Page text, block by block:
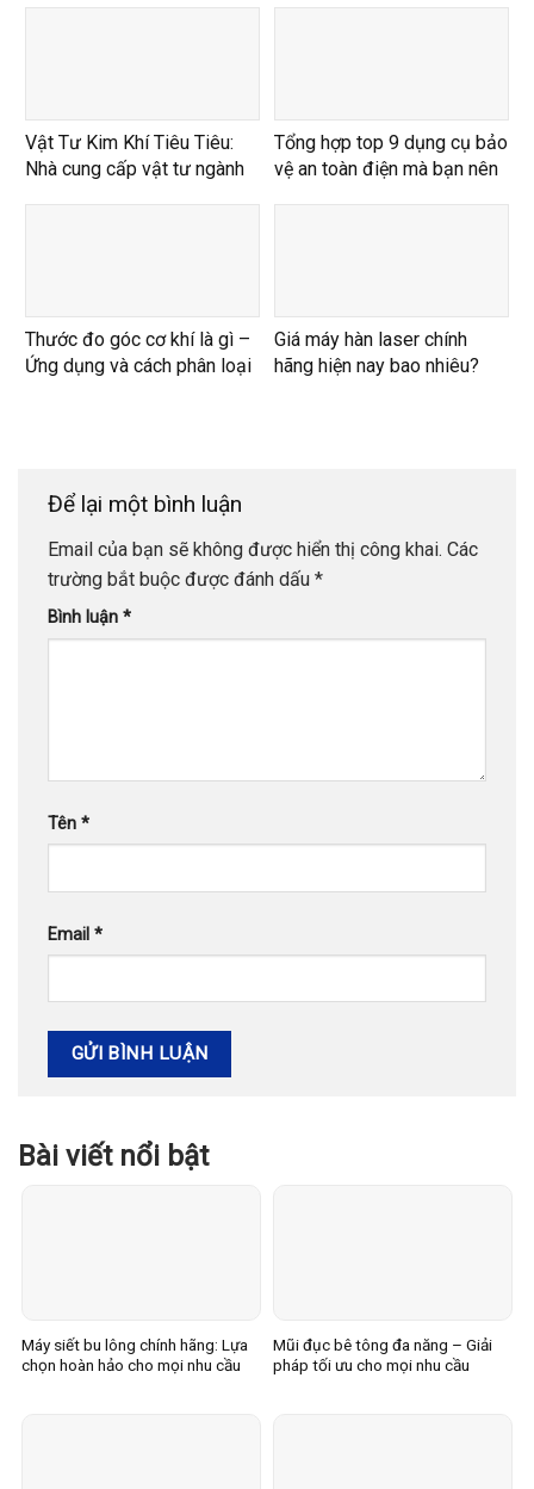
Vật Tư Kim Khí Tiêu Tiêu:
Nhà cung cấp vật tư ngành
Tổng hợp top 9 dụng cụ bảo
vệ an toàn điện mà bạn nên
Thước đo góc cơ khí là gì –
Ứng dụng và cách phân loại
Giá máy hàn laser chính
hãng hiện nay bao nhiêu?
Để lại một bình luận
Email của bạn sẽ không được hiển thị công khai. Các
trường bắt buộc được đánh dấu *
Bình luận *
Tên *
Email *
Bài viết nổi bật
Máy siết bu lông chính hãng: Lựa
chọn hoàn hảo cho mọi nhu cầu
Mũi đục bê tông đa năng – Giải
pháp tối ưu cho mọi nhu cầu